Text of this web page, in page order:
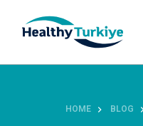
p
HOME BLOG